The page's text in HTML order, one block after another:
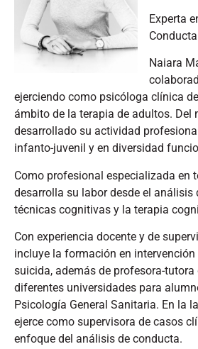
Experta
Naiara
ejerciendo como psicóloga clínica
ámbito de la terapia de adultos. Del
desarrollado su actividad
infanto-juvenil y en diversidad
Como profesional especializada en
desarrolla su labor desde el análisis
técnicas cognitivas y la terapia
Con experiencia docente y de
incluye la formación en
suicida, además de profesora-tutora
diferentes universidades para
Psicología General Sanitaria. En la
ejerce como supervisora de casos
enfoque del análisis de conducta.